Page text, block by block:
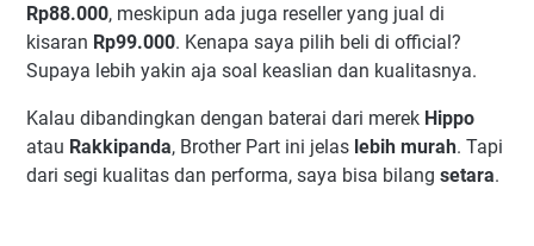
Rp88.000, meskipun ada juga reseller yang jual di
kisaran Rp99.000. Kenapa saya pilih beli di official?
Supaya lebih yakin aja soal keaslian dan kualitasnya.
Kalau dibandingkan dengan baterai dari merek Hippo
atau Rakkipanda, Brother Part ini jelas lebih murah. Tapi
dari segi kualitas dan performa, saya bisa bilang setara.